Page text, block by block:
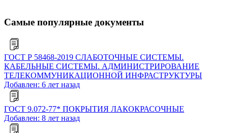
Самые популярные документы
ГОСТ Р 58468-2019 СЛАБОТОЧНЫЕ СИСТЕМЫ.
КАБЕЛЬНЫЕ СИСТЕМЫ. АДМИНИСТРИРОВАНИЕ
ТЕЛЕКОММУНИКАЦИОННОЙ ИНФРАСТРУКТУРЫ
Добавлен: 6 лет назад
ГОСТ 9.072-77* ПОКРЫТИЯ ЛАКОКРАСОЧНЫЕ
Добавлен: 8 лет назад